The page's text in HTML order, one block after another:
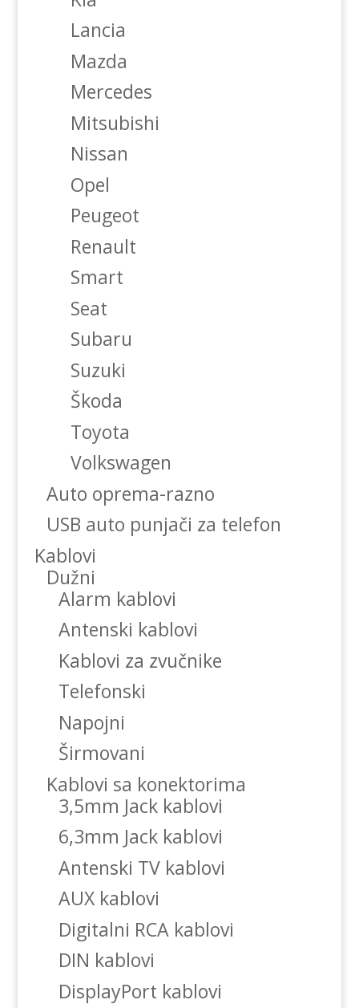
Lancia
Mazda
Mercedes
Mitsubishi
Nissan
Opel
Peugeot
Renault
Smart
Seat
Subaru
Suzuki
Škoda
Toyota
Volkswagen
Auto oprema-razno
USB auto punjači za telefon
Kablovi
Dužni
Alarm kablovi
Antenski kablovi
Kablovi za zvučnike
Telefonski
Napojni
Širmovani
Kablovi sa konektorima
3,5mm Jack kablovi
6,3mm Jack kablovi
Antenski TV kablovi
AUX kablovi
Digitalni RCA kablovi
DIN kablovi
DisplayPort kablovi